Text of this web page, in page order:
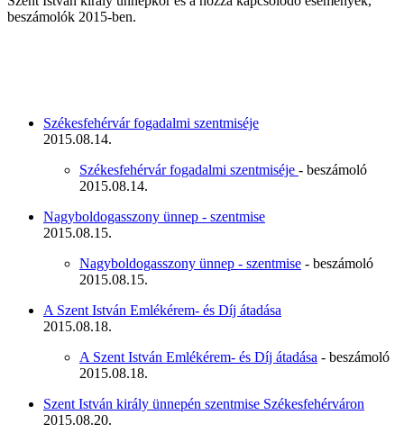
beszámolók 2015-ben.
Székesfehérvár fogadalmi szentmiséje
2015.08.14.
Székesfehérvár fogadalmi szentmiséje - beszámoló
2015.08.14.
Nagyboldogasszony ünnep - szentmise
2015.08.15.
Nagyboldogasszony ünnep - szentmise - beszámoló
2015.08.15.
A Szent István Emlékérem- és Díj átadása
2015.08.18.
A Szent István Emlékérem- és Díj átadása - beszámoló
2015.08.18.
Szent István király ünnepén szentmise Székesfehérváron
2015.08.20.